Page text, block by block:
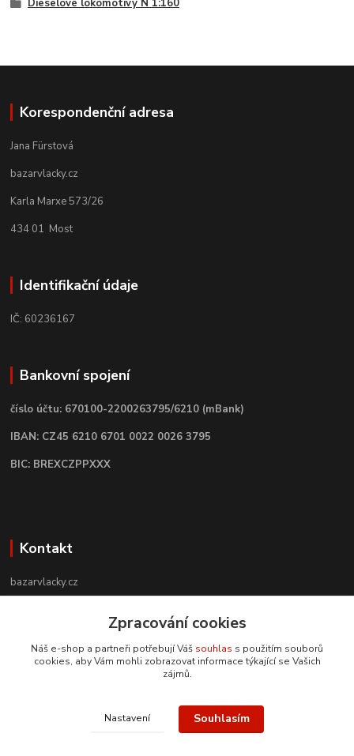
Dieselové lokomotivy N 1:160
Korespondenční adresa
Jana Fürstová
bazarvlacky.cz
Karla Marxe 573/26
434 01 Most
Identifikační údaje
IČ: 60236167
Bankovní spojení
číslo účtu: 670100-2200263795/6210 (mBank)
IBAN: CZ45 6210 6701 0022 0026 3795
BIC: BREXCZPPXXX
Kontakt
bazarvlacky.cz
+420 774 141 314
info@bazarvlacky.cz
Zpracování cookies
Náš e-shop a partneři potřebují Váš souhlas s použitím souborů
cookies, aby Vám mohli zobrazovat informace týkající se Vašich
zájmů.
Nastavení Souhlasím